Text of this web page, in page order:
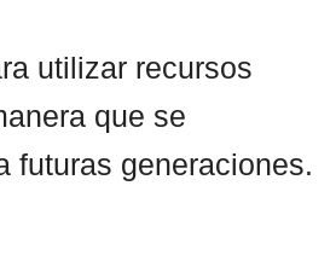
utilizar recursos
que se
futuras generaciones.